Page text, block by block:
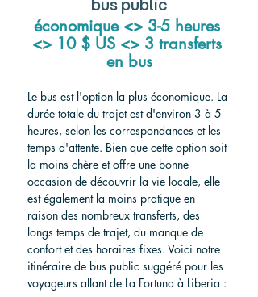
bus public
économique <> 3-5 heures
<> 10 $ US <> 3 transferts
en bus
Le bus est l'option la plus économique. La
durée totale du trajet est d'environ 3 à 5
heures, selon les correspondances et les
temps d'attente. Bien que cette option soit
la moins chère et offre une bonne
occasion de découvrir la vie locale, elle
est également la moins pratique en
raison des nombreux transferts, des
longs temps de trajet, du manque de
confort et des horaires fixes. Voici notre
itinéraire de bus public suggéré pour les
voyageurs allant de La Fortuna à Liberia :